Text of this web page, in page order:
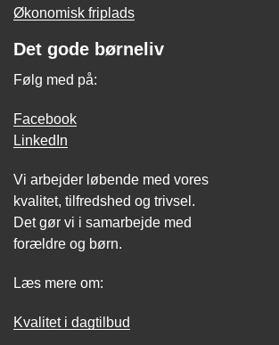
Økonomisk friplads
Det gode børneliv
Følg med på:
Facebook
LinkedIn
Vi arbejder løbende med vores
kvalitet, tilfredshed og trivsel.
Det gør vi i samarbejde med
forældre og børn.
Læs mere om:
Kvalitet i dagtilbud